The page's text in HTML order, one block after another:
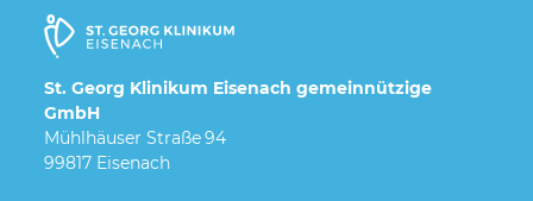
St. Georg Klinikum Eisenach gemeinnützige
GmbH
Mühlhäuser Straße 94
99817 Eisenach